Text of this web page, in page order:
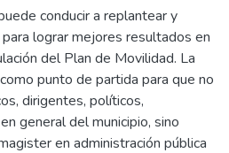
conducir a replantear y
lograr mejores resultados en
del Plan de Movilidad. La
punto de partida para que no
dirigentes, políticos,
general del municipio, sino
en administración pública